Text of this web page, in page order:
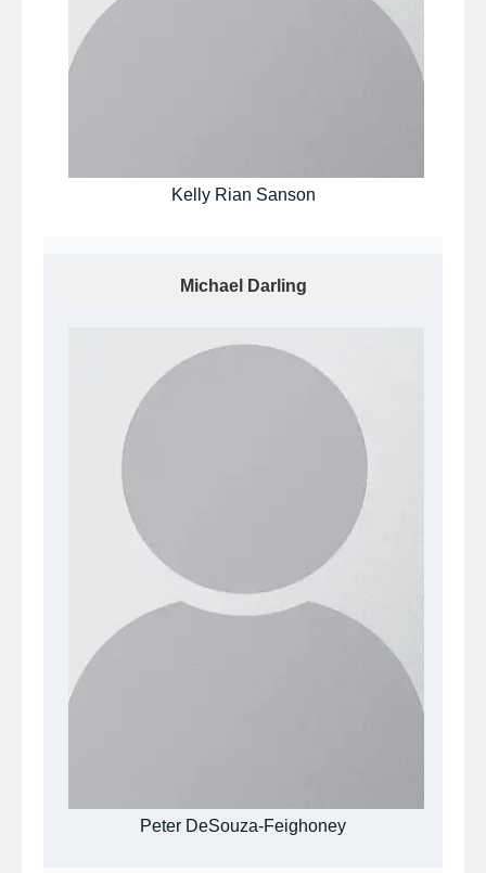
Kelly Rian Sanson
Michael Darling
Peter DeSouza-Feighoney